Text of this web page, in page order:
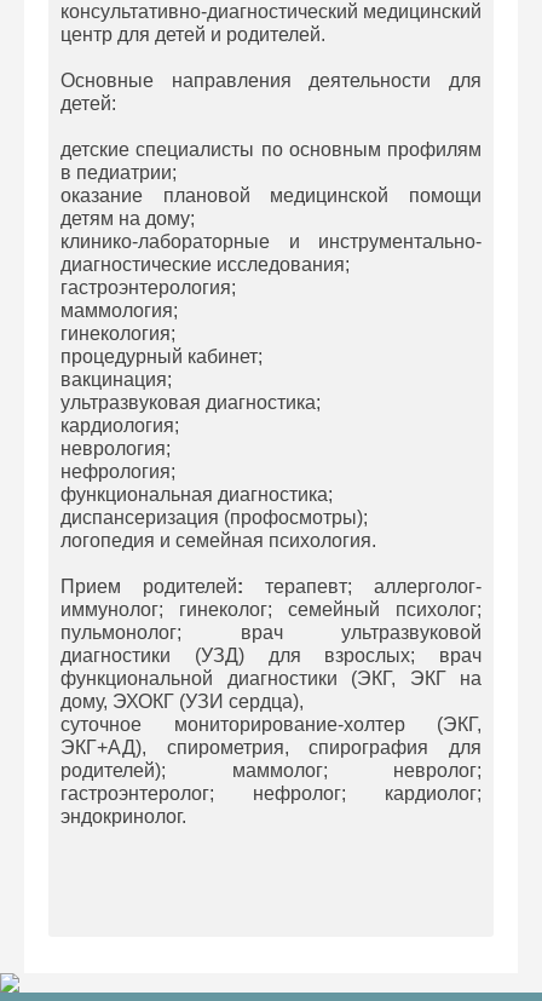
консультативно-диагностический медицинский
центр для детей и родителей.
Основные направления деятельности для
детей:
детские специалисты по основным профилям
в педиатрии;
оказание плановой медицинской помощи
детям на дому;
клинико-лабораторные и инструментально-
диагностические исследования;
гастроэнтерология;
маммология;
гинекология;
процедурный кабинет;
вакцинация;
ультразвуковая диагностика;
кардиология;
неврология;
нефрология;
функциональная диагностика;
диспансеризация (профосмотры);
логопедия и семейная психология.
Прием родителей: терапевт; аллерголог-
иммунолог; гинеколог; семейный психолог;
пульмонолог; врач ультразвуковой
диагностики (УЗД) для взрослых; врач
функциональной диагностики (ЭКГ, ЭКГ на
дому, ЭХОКГ (УЗИ сердца),
суточное мониторирование-холтер (ЭКГ,
ЭКГ+АД), спирометрия, спирография для
родителей); маммолог; невролог;
гастроэнтеролог; нефролог; кардиолог;
эндокринолог.